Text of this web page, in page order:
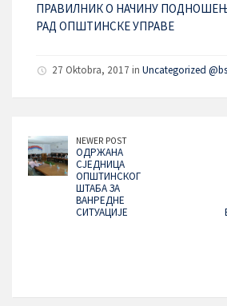
ПРАВИЛНИК О НАЧИНУ
РАД ОПШТИНСКЕ УПРАВЕ
27 Oktobra, 2017 in Uncategorized @bs
NEWER POST
ОДРЖАНА
СЈЕДНИЦА
ОПШТИНСКОГ
ШТАБА ЗА
ВАНРЕДНЕ
СИТУАЦИЈЕ